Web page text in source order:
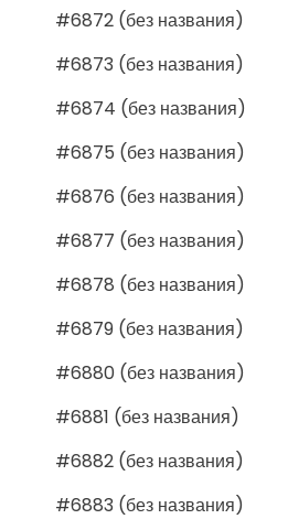
#6872 (без названия)
#6873 (без названия)
#6874 (без названия)
#6875 (без названия)
#6876 (без названия)
#6877 (без названия)
#6878 (без названия)
#6879 (без названия)
#6880 (без названия)
#6881 (без названия)
#6882 (без названия)
#6883 (без названия)